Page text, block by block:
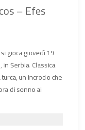
– Efes
si gioca giovedì 19
Serbia. Classica
un incrocio che
di sonno ai